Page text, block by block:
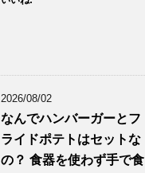
2026/08/02
なんでハンバーガーとフ
ライドポテトはセットな
の？ 食器を使わず手で食